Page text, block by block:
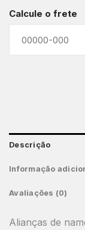
Calcule o frete
Descrição
Informação
Avaliações (0)
Alianças de